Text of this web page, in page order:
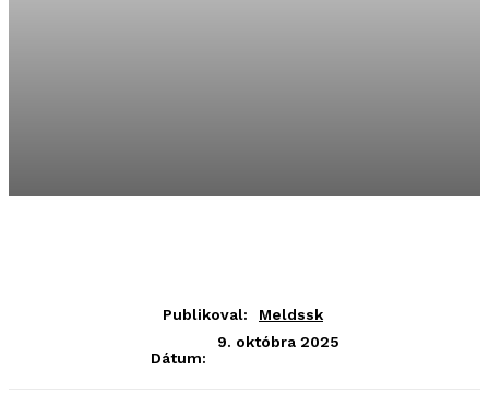
Publikoval: Meldssk
Dátum:
9. októbra 2025